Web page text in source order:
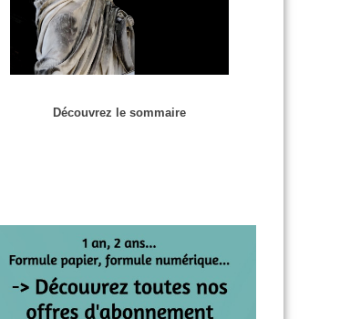
Découvrez le sommaire